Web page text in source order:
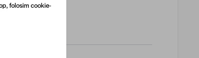
folosim cookie-